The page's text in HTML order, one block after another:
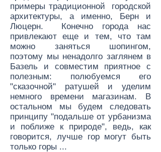
примеры традиционной городской
архитектуры, а именно, Берн и
Люцерн. Конечно города нас
привлекают еще и тем, что там
можно заняться шопингом,
поэтому мы ненадолго заглянем в
Базель и совместим приятное с
полезным: полюбуемся его
"сказочной" ратушей и уделим
немного времени магазинам. В
остальном мы будем следовать
принципу "подальше от урбанизма
и поближе к природе", ведь, как
говорится, лучше гор могут быть
только горы ...